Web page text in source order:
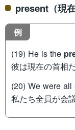
present（現
例
(19) He is the
彼は現在の首相だ
(20) We were all
私たち全員が会